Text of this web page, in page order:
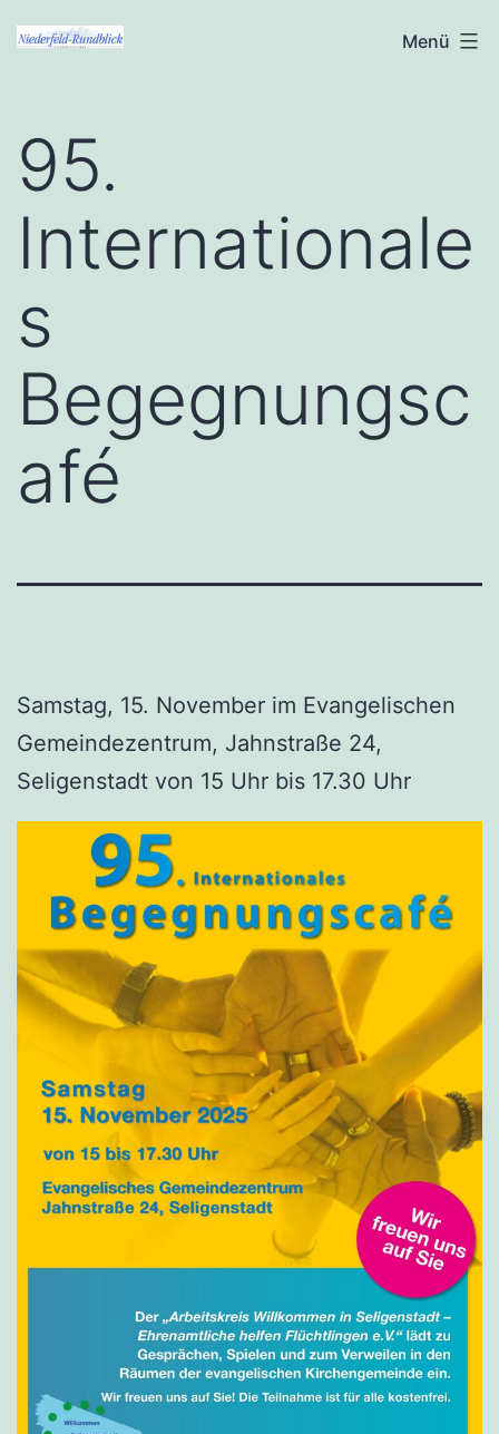
Inhalt
Niederfeld-
Menü
95.
Internationale
s
Begegnungsc
afé
Samstag, 15. November im Evangelischen
Gemeindezentrum, Jahnstraße 24,
Seligenstadt von 15 Uhr bis 17.30 Uhr